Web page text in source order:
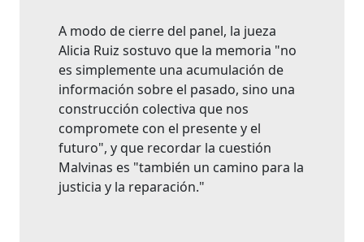
A modo de cierre del panel, la jueza
Alicia Ruiz sostuvo que la memoria "no
es simplemente una acumulación de
información sobre el pasado, sino una
construcción colectiva que nos
compromete con el presente y el
futuro", y que recordar la cuestión
Malvinas es "también un camino para la
justicia y la reparación."